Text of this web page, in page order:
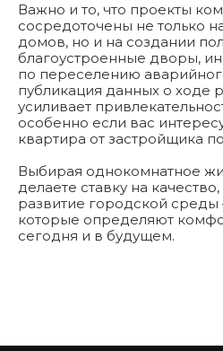
Важно и то, что проекты
сосредоточены не только
домов, но и на создании
благоустроенные дворы,
по переселению
публикация данных о ходе
усиливает
особенно если вас
квартира от застройщика
Выбирая однокомнатное
делаете ставку на
развитие городской среды
которые определяют
сегодня и в будущем.